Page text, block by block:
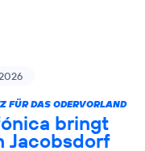
FÜR DAS ODERVORLAND
bringt
Jacobsdorf